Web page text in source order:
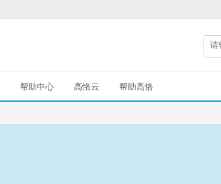
帮助中心 高恪云 帮助高恪